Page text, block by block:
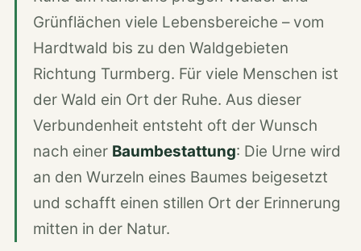
Broschüren & Kurzvideos
Vorträge, Führungen, FAQ
Trauerkultur
Trauerknigge
Grüne Linie
ÜBER UNS
Grünflächen viele Lebensbereiche – vom
Hardtwald bis zu den Waldgebieten
Richtung Turmberg. Für viele Menschen ist
der Wald ein Ort der Ruhe. Aus dieser
Verbundenheit entsteht oft der Wunsch
nach einer Baumbestattung: Die Urne wird
an den Wurzeln eines Baumes beigesetzt
und schafft einen stillen Ort der Erinnerung
mitten in der Natur.